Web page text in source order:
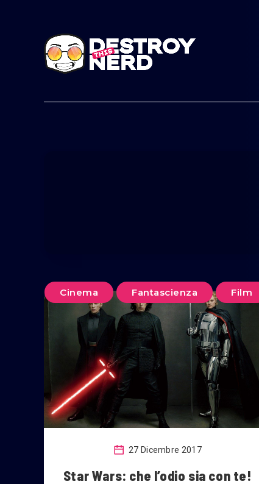
Cinema Fantascienza Film
27 Dicembre 2017
Star Wars: che l’odio sia con te!